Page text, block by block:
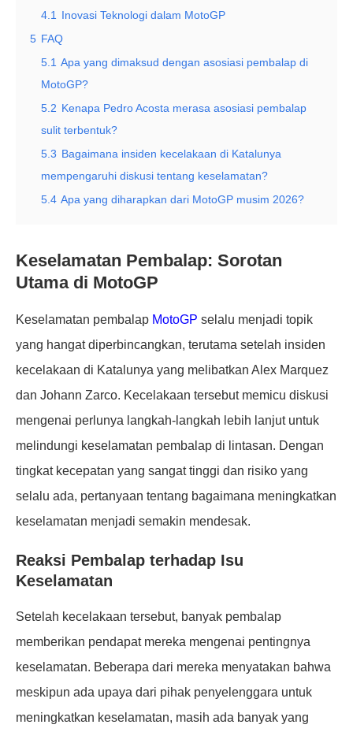
4.1
Inovasi Teknologi dalam MotoGP
5 FAQ
5.1 Apa yang dimaksud dengan asosiasi pembalap di
MotoGP?
5.2 Kenapa Pedro Acosta merasa asosiasi pembalap
sulit terbentuk?
5.3 Bagaimana insiden kecelakaan di Katalunya
mempengaruhi diskusi tentang keselamatan?
5.4 Apa yang diharapkan dari MotoGP musim 2026?
Keselamatan Pembalap: Sorotan
Utama di MotoGP
Keselamatan pembalap MotoGP selalu menjadi topik
yang hangat diperbincangkan, terutama setelah insiden
kecelakaan di Katalunya yang melibatkan Alex Marquez
dan Johann Zarco. Kecelakaan tersebut memicu diskusi
mengenai perlunya langkah-langkah lebih lanjut untuk
melindungi keselamatan pembalap di lintasan. Dengan
tingkat kecepatan yang sangat tinggi dan risiko yang
selalu ada, pertanyaan tentang bagaimana meningkatkan
keselamatan menjadi semakin mendesak.
Reaksi Pembalap terhadap Isu
Keselamatan
Setelah kecelakaan tersebut, banyak pembalap
memberikan pendapat mereka mengenai pentingnya
keselamatan. Beberapa dari mereka menyatakan bahwa
meskipun ada upaya dari pihak penyelenggara untuk
meningkatkan keselamatan, masih ada banyak yang